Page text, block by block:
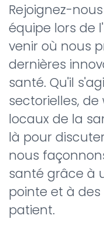
Rejoignez-
équipe lors de
venir où nous
dernières
santé. Qu'il
sectorielles,
locaux de la
là pour
nous
santé grâce à
pointe et à
patient.